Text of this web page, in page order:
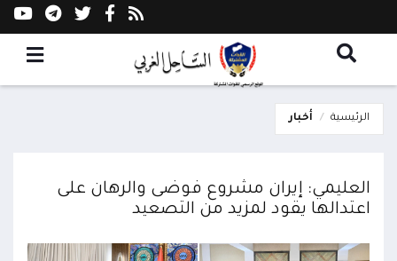
الرئيسية أخبار
العليمي: إيران مشروع فوضى والرهان على
اعتدالها يقود لمزيد من التصعيد